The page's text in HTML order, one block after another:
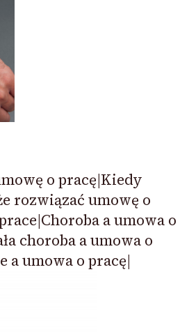
o pracę|Kiedy
rozwiązać umowę o
a umowa o
choroba a umowa o
a umowa o pracę|